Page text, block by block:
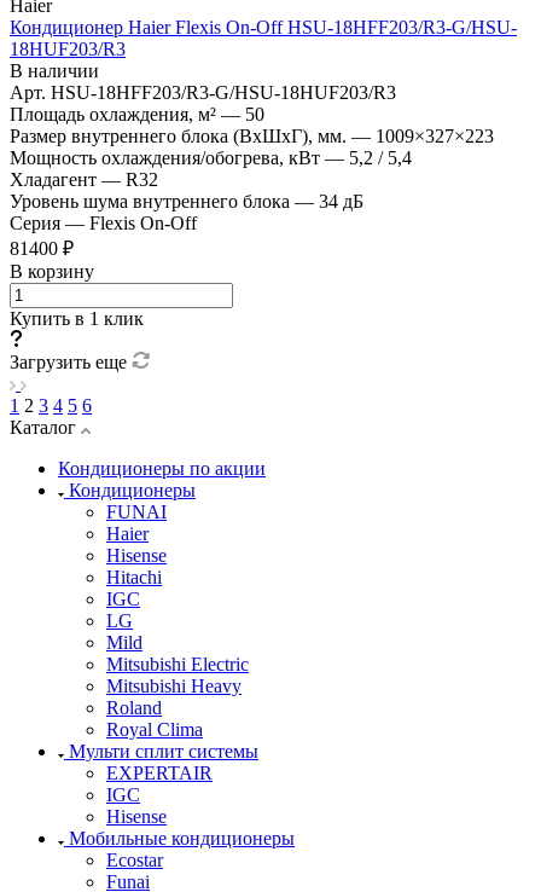
Haier
Кондиционер Haier Flexis On-Off HSU-18HFF203/R3-G/HSU-
18HUF203/R3
В наличии
Арт. HSU-18HFF203/R3-G/HSU-18HUF203/R3
Площадь охлаждения, м² — 50
Размер внутреннего блока (ВхШхГ), мм. — 1009×327×223
Мощность охлаждения/обогрева, кВт — 5,2 / 5,4
Хладагент — R32
Уровень шума внутреннего блока — 34 дБ
Серия — Flexis On-Off
81400 ₽
В корзину
Купить в 1 клик
Загрузить еще
1 2 3 4 5 6
Каталог
Кондиционеры по акции
Кондиционеры
FUNAI
Haier
Hisense
Hitachi
IGC
LG
Mild
Mitsubishi Electric
Mitsubishi Heavy
Roland
Royal Clima
Мульти сплит системы
EXPERTAIR
IGC
Hisense
Мобильные кондиционеры
Ecostar
Funai